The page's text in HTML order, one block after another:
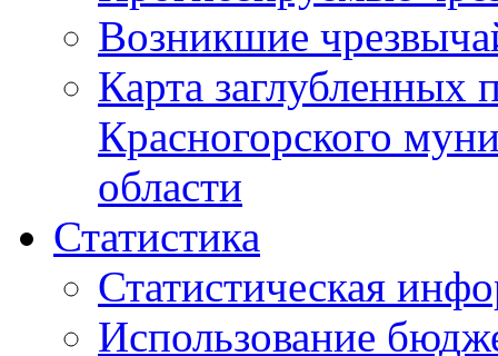
Возникшие
Карта
Красногорского
области
Статистика
Статистическая
Использование